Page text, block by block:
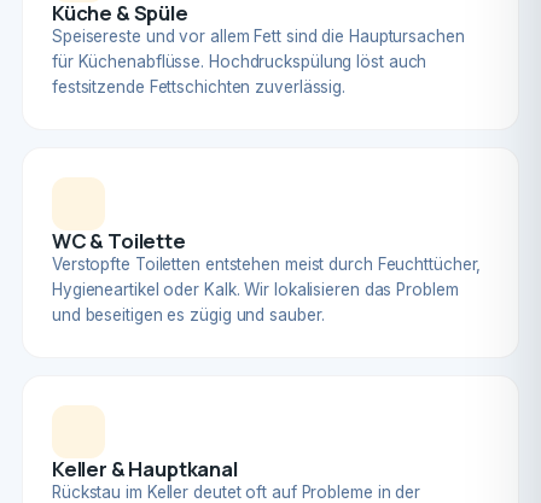
Küche & Spüle
Speisereste und vor allem Fett sind die Hauptursachen
für Küchenabflüsse. Hochdruckspülung löst auch
festsitzende Fettschichten zuverlässig.
WC & Toilette
Verstopfte Toiletten entstehen meist durch Feuchttücher,
Hygieneartikel oder Kalk. Wir lokalisieren das Problem
und beseitigen es zügig und sauber.
Keller & Hauptkanal
Rückstau im Keller deutet oft auf Probleme in der